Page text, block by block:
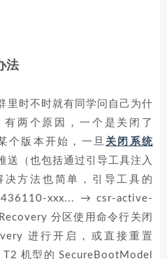
法
里时不时就有同学问自己为什
两个原因，一个是关闭了
个版本开始，一旦 关闭系统
送（也包括通过引导工具注入
决方法也简单，引导工具的
xxx... → csr-active-
分区使用命令行关闭
进行开启，或直接重置
机型的 SecureBootModel